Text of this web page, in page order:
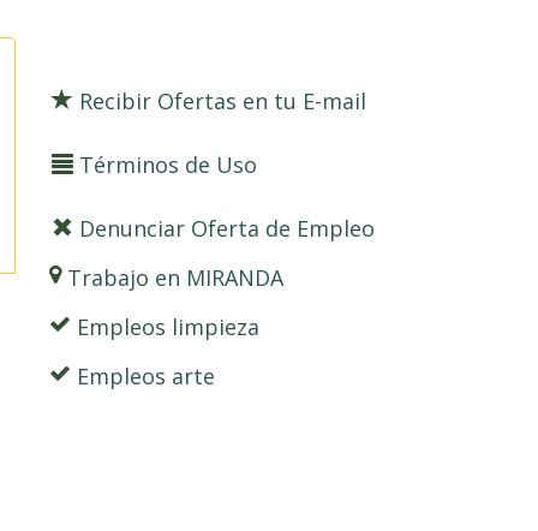
Recibir Ofertas en tu E-mail
Términos de Uso
Denunciar Oferta de Empleo
Trabajo en MIRANDA
Empleos limpieza
Empleos arte